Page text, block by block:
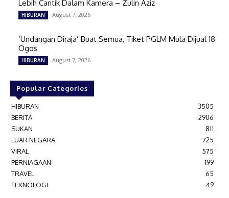
Lebih Cantik Dalam Kamera – Zulin Aziz
HIBURAN August 7, 2026
‘Undangan Diraja’ Buat Semua, Tiket PGLM Mula Dijual 18
Ogos
HIBURAN August 7, 2026
Popular Categories
HIBURAN
3505
BERITA
2906
SUKAN
811
LUAR NEGARA
725
VIRAL
575
PERNIAGAAN
199
TRAVEL
65
TEKNOLOGI
49